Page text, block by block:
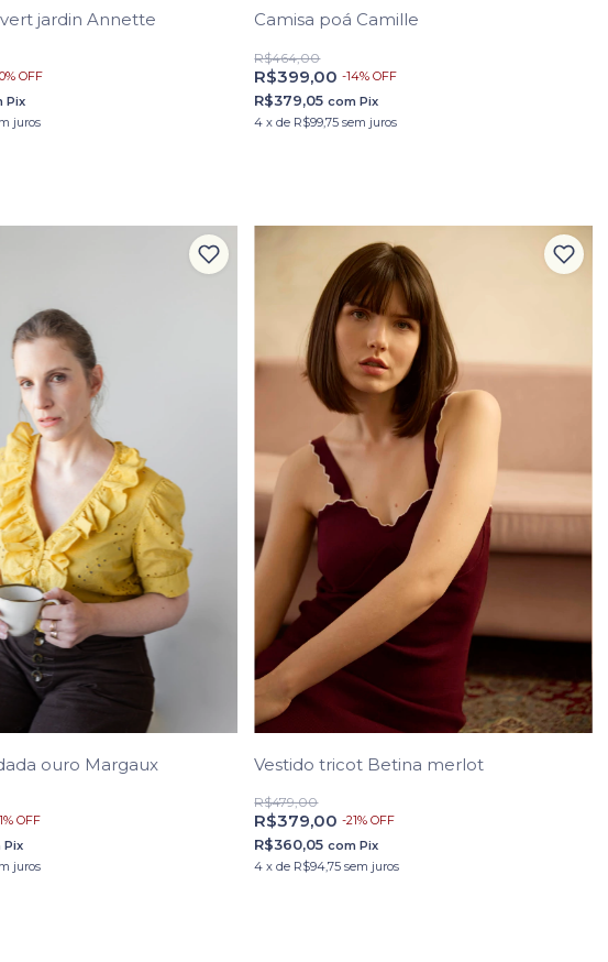
vert jardin Annette
%OFF
Pix
juros
Camisa poá Camille
R$399,00-14%OFF
R$464,00
R$379,05com Pix
4 xde R$99,75 sem juros
ouro Margaux
%OFF
Pix
juros
Vestido tricot Betina merlot
R$379,00-21%OFF
R$479,00
R$360,05com Pix
4 xde R$94,75 sem juros